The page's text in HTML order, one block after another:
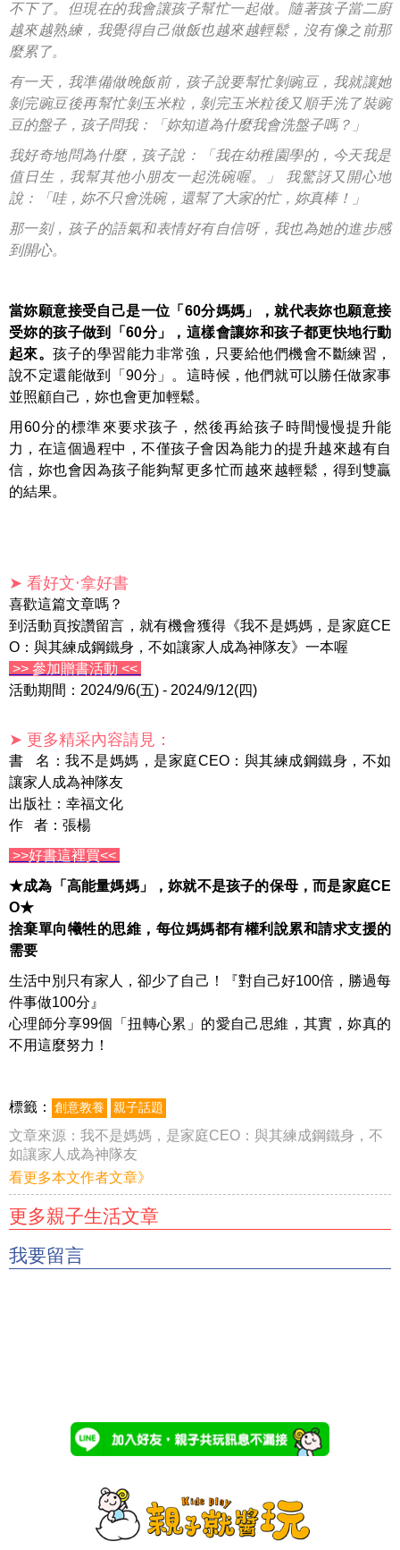
不下了。但現在的我會讓孩子幫忙一起做。隨著孩子當二廚
越來越熟練，我覺得自己做飯也越來越輕鬆，沒有像之前那
麼累了。
有一天，我準備做晚飯前，孩子說要幫忙剝豌豆，我就讓她
剝完豌豆後再幫忙剝玉米粒，剝完玉米粒後又順手洗了裝豌
豆的盤子，孩子問我：「妳知道為什麼我會洗盤子嗎？」
我好奇地問為什麼，孩子說：「我在幼稚園學的，今天我是
值日生，我幫其他小朋友一起洗碗喔。」 我驚訝又開心地
說：「哇，妳不只會洗碗，還幫了大家的忙，妳真棒！」
那一刻，孩子的語氣和表情好有自信呀，我也為她的進步感
到開心。
當妳願意接受自己是一位「60分媽媽」，就代表妳也願意接
受妳的孩子做到「60分」，這樣會讓妳和孩子都更快地行動
起來。孩子的學習能力非常強，只要給他們機會不斷練習，
說不定還能做到「90分」。這時候，他們就可以勝任做家事
並照顧自己，妳也會更加輕鬆。
用60分的標準來要求孩子，然後再給孩子時間慢慢提升能
力，在這個過程中，不僅孩子會因為能力的提升越來越有自
信，妳也會因為孩子能夠幫更多忙而越來越輕鬆，得到雙贏
的結果。
➤ 看好文‧拿好書
喜歡這篇文章嗎？
到活動頁按讚留言，就有機會獲得《我不是媽媽，是家庭CE
O：與其練成鋼鐵身，不如讓家人成為神隊友》一本喔
>> 參加贈書活動 <<
活動期間：2024/9/6(五) - 2024/9/12(四)
➤ 更多精采內容請見：
書 名：我不是媽媽，是家庭CEO：與其練成鋼鐵身，不如
讓家人成為神隊友
出版社：幸福文化
作 者：張楊
>>好書這裡買<<
★成為「高能量媽媽」，妳就不是孩子的保母，而是家庭CE
O★
捨棄單向犧牲的思維，每位媽媽都有權利說累和請求支援的
需要
生活中別只有家人，卻少了自己！『對自己好100倍，勝過每
件事做100分』
心理師分享99個「扭轉心累」的愛自己思維，其實，妳真的
不用這麼努力！
標籤： 創意教養 親子話題
文章來源： 我不是媽媽，是家庭CEO：與其練成鋼鐵身，不
如讓家人成為神隊友
看更多本文作者文章》
更多親子生活文章
我要留言